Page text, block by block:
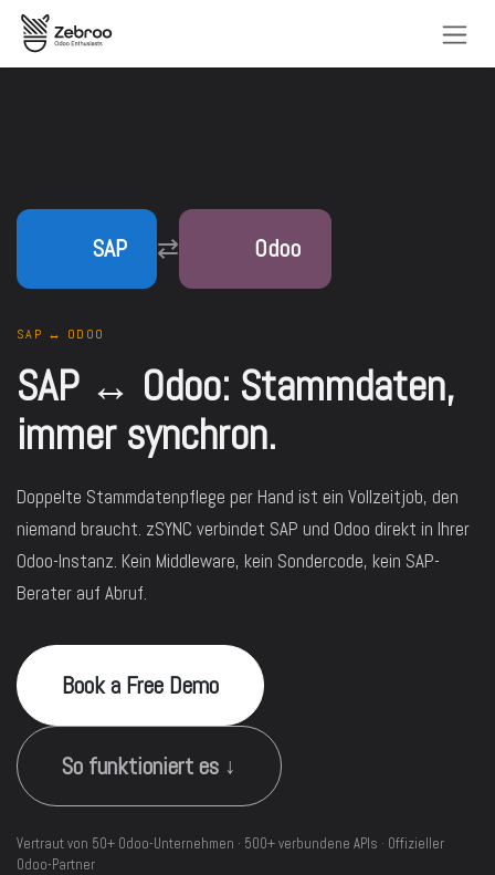
Skip to Content
SAP ⇄ Odoo
SAP ↔ ODOO
SAP ↔ Odoo: Stammdaten,
immer synchron.
Doppelte Stammdatenpflege per Hand ist ein Vollzeitjob, den
niemand braucht. zSYNC verbindet SAP und Odoo direkt in Ihrer
Odoo-Instanz. Kein Middleware, kein Sondercode, kein SAP-
Berater auf Abruf.
Book a Free Demo
So funktioniert es ↓
Vertraut von 50+ Odoo-Unternehmen · 500+ verbundene APIs · Offizieller
Odoo-Partner